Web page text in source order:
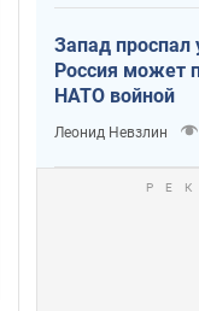
Запад проспал
Россия может
НАТО войной
Леонид Невзлин